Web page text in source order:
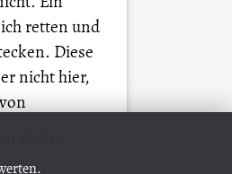
retten und
Diese
nicht hier,